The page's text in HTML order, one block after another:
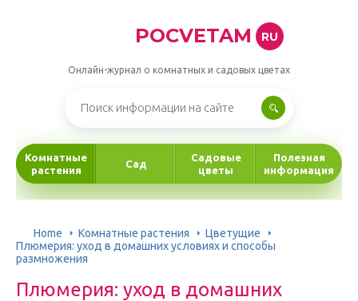
POCVETAM RU
Онлайн-журнал о комнатных и садовых цветах
Комнатные
растения
Сад
Садовые
цветы
Полезная
информация
Home Комнатные растения
Цветущие
Плюмерия: уход в домашних условиях и способы
размножения
Плюмерия: уход в домашних